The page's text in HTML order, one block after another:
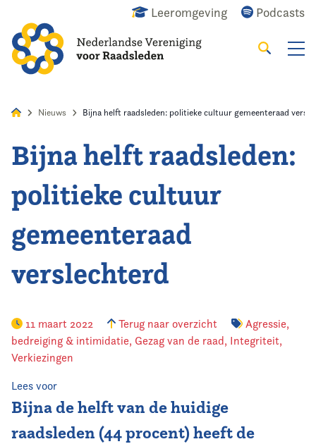
Leeromgeving Podcasts
Zoeken
Home
Agenda
Nieuws
Opleiding
Vereniging
Nieuws Bijna helft raadsleden: politieke cultuur gemeenteraad
Bijna helft raadsleden:
politieke cultuur
gemeenteraad
verslechterd
11 maart 2022 Terug naar overzicht
Agressie,
bedreiging & intimidatie, Gezag van de raad, Integriteit,
Verkiezingen
Lees voor
Bijna de helft van de huidige
raadsleden (44 procent) heeft de